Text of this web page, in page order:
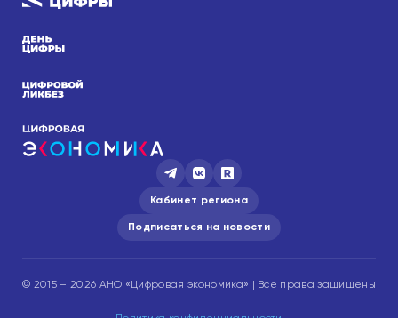
Кабинет региона
Подписаться на новости
© 2015 – 2026 АНО «Цифровая экономика» | Все права защищены